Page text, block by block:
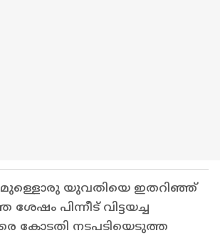
യുവതിയെ ഇതറിഞ്ഞ്
പിന്നീട് വിട്ടയച്ച
കോടതി നടപടിയെടുത്ത